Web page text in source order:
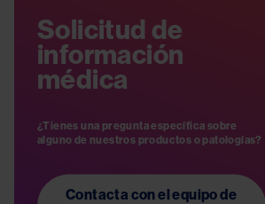
Solicitud de
información
médica
¿Tienes una pregunta específica sobre
Contacta con el equipo de